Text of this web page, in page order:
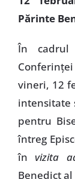
Părinte
În
vineri, 12
intensitate
pentru
întreg
învizita
Benedict al